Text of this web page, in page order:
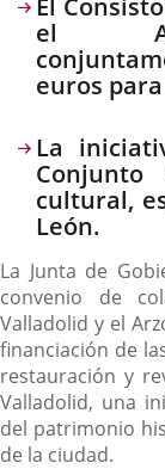
Descripción
El
el
euros
La
cultural,
León.
La Junta de
convenio de
Valladolid y el
financiación de
restauración y
Valladolid, una
del patrimonio
de la ciudad.